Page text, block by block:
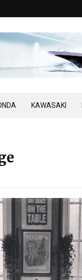
KAWASAKI